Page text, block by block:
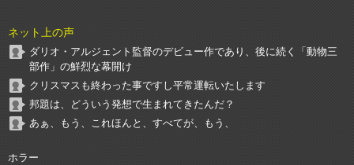
ネット上の声
ダリオ・アルジェント監督のデビュー作であり、後に続く「動物三
部作」の鮮烈な幕開け
クリスマスも終わった事ですし平常運転いたします
邦題は、どういう発想で生まれてきたんだ？
あぁ、もう、これほんと、すべてが、もう、
ホラー